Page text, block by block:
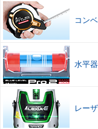
コン
水平器
レー